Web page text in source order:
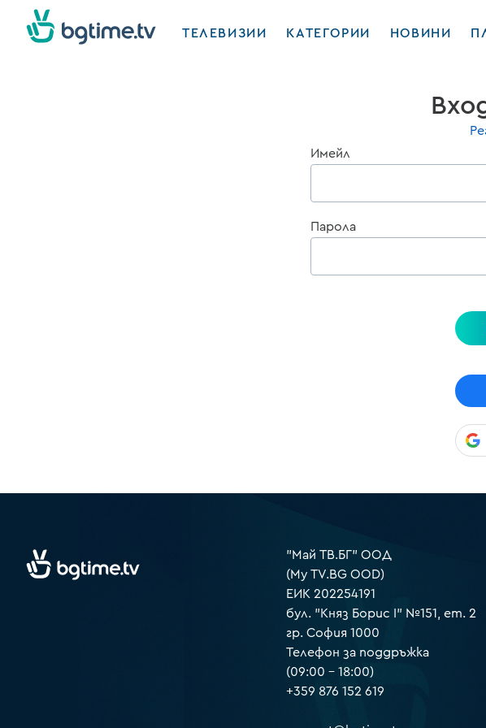
ТЕЛЕВИЗИИ КАТЕГОРИИ НОВИНИ
Имейл
Парола
"Май ТВ.БГ" ООД
(My TV.BG OOD)
ЕИК 202254191
бул. "Княз Борис I" №151, ет. 2
гр. София 1000
Телефон за поддръжка
(09:00 – 18:00)
+359 876 152 619